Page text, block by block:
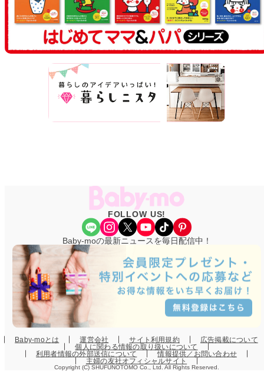
FOLLOW US!
Share Icon Instagram X YouTube TikTok Pinterest
Baby-moの最新ニュースを毎日配信中！
Baby-moとは 運営会社 サイト利用規約
広告掲載について
個人に関わる情報の取り扱いについて
利用者情報の外部送信について
情報提供／お問い合わせ
主婦の友社オフィシャルサイト
Copyright (C) SHUFUNOTOMO Co., Ltd. All Rights Reserved.